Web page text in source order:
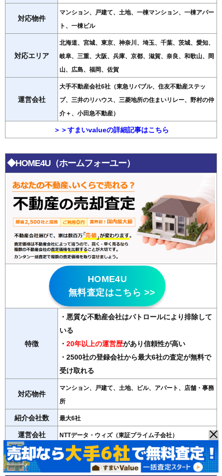
対応物件
マンション、戸建て、土地、一棟マンション、一棟アパー
ト、一棟ビル
対応エリア
北海道、宮城、東京、神奈川、埼玉、千葉、茨城、愛知、
岐阜、三重、大阪、兵庫、京都、滋賀、奈良、和歌山、岡
山、広島、福岡、佐賀
運営会社
大手不動産会社6社（東急リバブル、住友不動産ステッ
プ、三井のリハウス、三菱地所の住まいリレー、野村の仲
介＋、小田急不動産）
＞＞すまいvalueの詳細記事はこちら
◆HOME4U（ホームフォーユー）
HOME4U
無料査定はこちら >>
特徴
・悪質な不動産会社はパトロールにより排除して
いる
・ 20年以上の運営歴があり信頼性が高い
・2500社の登録会社から最大6社の査定が無料で
受け取れる
対応物件
マンション、戸建て、土地、ビル、アパート、店舗・事務
所
紹介会社数 最大6社
運営会社 NTTデータ・ウィズ（東証プライム子会社）
＞＞HOME4Uの詳細記事はこちら